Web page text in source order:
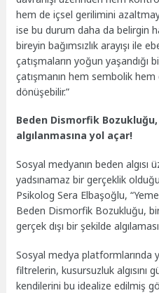
hem de içsel gerilimini
ise bu durum daha da belirgin
bireyin bağımsızlık arayışı ile
çatışmaların yoğun yaşandığı
çatışmanın hem sembolik
dönüşebilir.”
Beden Dismorfik
algılanmasına yol açar!
Sosyal medyanın beden
yadsınamaz bir gerçeklik
Psikolog Sera Elbaşoğlu,
Beden Dismorfik Bozukluğu,
gerçek dışı bir şekilde
Sosyal medya platformlarında
filtrelerin, kusursuzluk algısını
kendilerini bu idealize edilmiş